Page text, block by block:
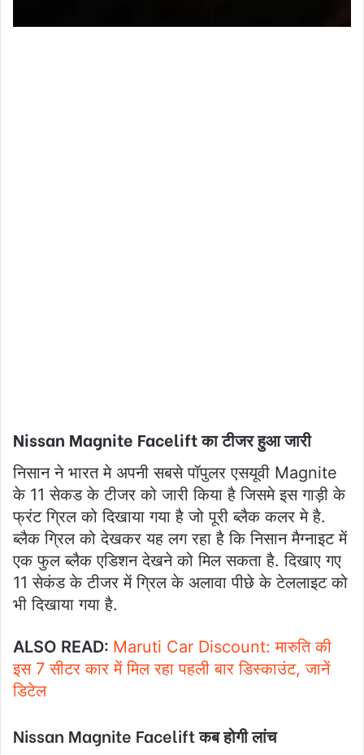
Nissan Magnite Facelift का टीजर हुआ जारी
निसान ने भारत मे अपनी सबसे पॉपुलर एसयूवी Magnite
के 11 सेकड के टीजर को जारी किया है जिसमे इस गाड़ी के
फ्रंट ग्रिल को दिखाया गया है जो पूरी ब्लैक कलर मे है.
ब्लैक ग्रिल को देखकर यह लग रहा है कि निसान मैग्नाइट में
एक फुल ब्लैक एडिशन देखने को मिल सकता है. दिखाए गए
11 सेकंड के टीजर में ग्रिल के अलावा पीछे के टेललाइट को
भी दिखाया गया है.
ALSO READ: Maruti Car Discount: मारुति की
इस 7 सीटर कार में मिल रहा पहली बार डिस्काउंट, जानें
डिटेल
Nissan Magnite Facelift कब होगी लांच